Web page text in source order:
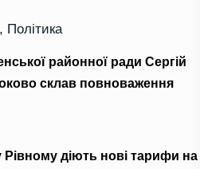
Політика
районної ради Сергій
склав повноваження
Рівному діють нові тарифи на